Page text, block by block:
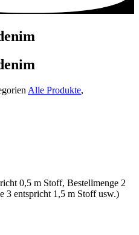
Alle Produkte,
0,5 m Stoff, Bestellmenge 2
3 entspricht 1,5 m Stoff usw.)